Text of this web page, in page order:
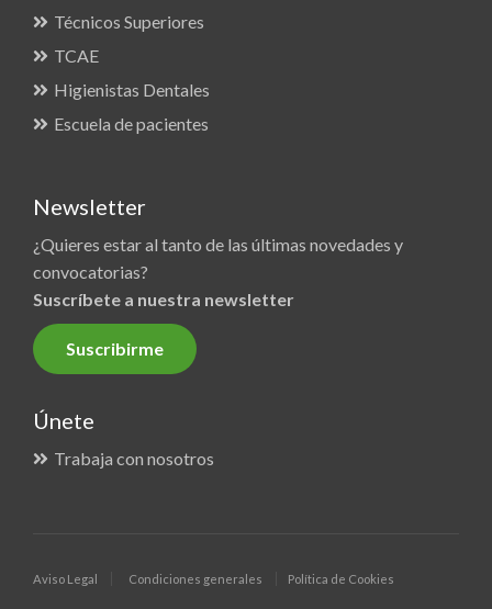
Técnicos Superiores
TCAE
Higienistas Dentales
Escuela de pacientes
Newsletter
¿Quieres estar al tanto de las últimas novedades y
convocatorias?
Suscríbete a nuestra newsletter
Suscribirme
Únete
Trabaja con nosotros
Aviso Legal Condiciones generales Política de Cookies